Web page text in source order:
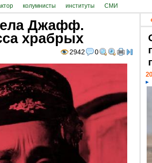
колумнисты институты СМИ
Джафф.
храбрых
2942 0